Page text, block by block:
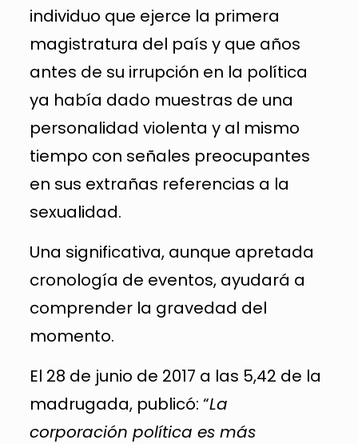
individuo que ejerce la primera
magistratura del país y que años
antes de su irrupción en la política
ya había dado muestras de una
personalidad violenta y al mismo
tiempo con señales preocupantes
en sus extrañas referencias a la
sexualidad.
Una significativa, aunque apretada
cronología de eventos, ayudará a
comprender la gravedad del
momento.
El 28 de junio de 2017 a las 5,42 de la
madrugada, publicó: “La
corporación política es más